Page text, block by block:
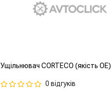
Ущільнювач CORTECO (якість OE)
0 відгуків